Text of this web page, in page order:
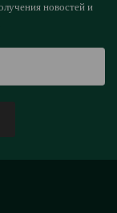
новостей и